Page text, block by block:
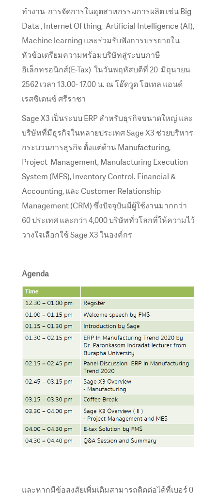
ทำงาน การจัดการในอุตสาหกรรมการผลิต เช่น Big
Data , Internet Of thing, Artificial Intelligence (AI),
Machine learning และร่วมรับฟังการบรรยายใน
หัวข้อเตรียมความพร้อมบริษัทสู่ระบบภาษี
อิเล็กทรอนิกส์(E-Tax) ในวันพฤหัสบดีที่ 20 มิถุนายน
2562 เวลา 13.00- 17.00 น. ณ โอ๊ดวูด โฮเทล แอนด์
เรสซิเดนซ์ ศรีราชา
Sage X3 เป็นระบบ ERP สำหรับธุรกิจขนาดใหญ่ และ
บริษัทที่มีธุรกิจในหลายประเทศ Sage X3 ช่วยบริหาร
กระบวนการธุรกิจ ตั้งแต่ด้าน Manufacturing,
Project Management, Manufacturing Execution
System (MES), Inventory Control. Financial &
Accounting, และ Customer Relationship
Management (CRM) ซึ่งปัจจุบันมีผู้ใช้งานมากกว่า
60 ประเทศ และกว่า 4,000 บริษัททั่วโลกที่ให้ความไว้
วางใจเลือกใช้ Sage X3 ในองค์กร
Agenda
และหากมีข้อสงสัยเพิ่มเติมสามารถติดต่อได้ที่เบอร์ 0